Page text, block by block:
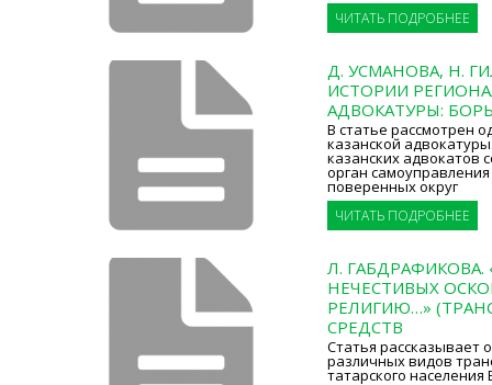
ЧИТАТЬ ПОДРОБНЕЕ
Д. УСМАНОВА, Н.
ИСТОРИИ
АДВОКАТУРЫ:
В статье рассмотрен
казанской
казанских адвокатов
орган
поверенных округ
ЧИТАТЬ ПОДРОБНЕЕ
Л. ГАБДРАФИКОВА.
НЕЧЕСТИВЫХ
РЕЛИГИЮ…»
СРЕДСТВ
Статья рассказывает
различных видов
татарского населения